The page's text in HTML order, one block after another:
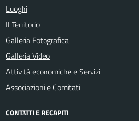
Luoghi
Il Territorio
Galleria Fotografica
Galleria Video
Attività economiche e Servizi
Associazioni e Comitati
CONTATTI E RECAPITI